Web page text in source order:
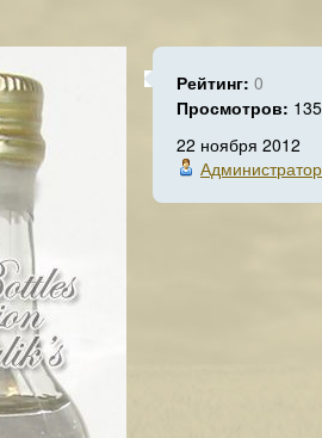
Рейтинг: 0
Просмотров:
22 ноября 2012
Администратор